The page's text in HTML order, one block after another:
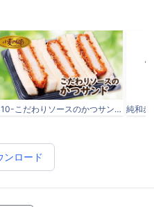
2410-こだわりソースのかつサンド.png
ンロード